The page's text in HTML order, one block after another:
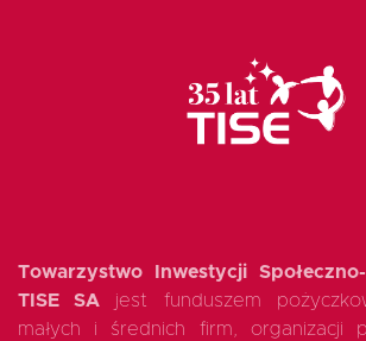
Towarzystwo Inwestycji
TISE SA jest funduszem
małych i średnich firm, organizacji